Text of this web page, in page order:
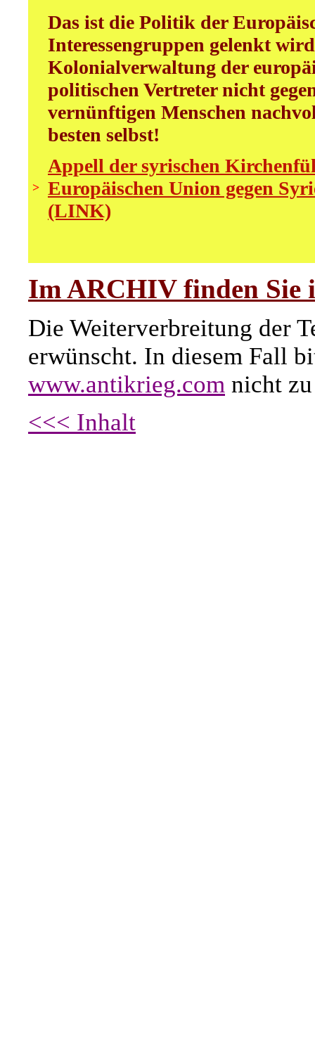
Das ist die Politik der
Interessengruppen gelenkt
Kolonialverwaltung der
politischen Vertreter nicht
vernünftigen Menschen
besten selbst!
>
Appell der syrischen
Europäischen Union gegen
(LINK)
Im ARCHIV finden Sie
Die Weiterverbreitung der
erwünscht. In diesem Fall
www.antikrieg.com nicht
<<< Inhalt